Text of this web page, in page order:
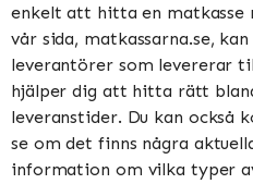
enkelt att hitta en matkasse
vår sida, matkassarna.se,
leverantörer som levererar
hjälper dig att hitta rätt
leveranstider. Du kan också
se om det finns några
information om vilka typer